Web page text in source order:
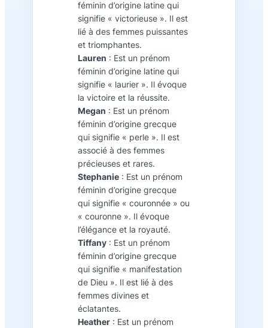
féminin d’origine latine qui
signifie « victorieuse ». Il est
lié à des femmes puissantes
et triomphantes.
Lauren : Est un prénom
féminin d’origine latine qui
signifie « laurier ». Il évoque
la victoire et la réussite.
Megan : Est un prénom
féminin d’origine grecque
qui signifie « perle ». Il est
associé à des femmes
précieuses et rares.
Stephanie: Est un prénom
féminin d’origine grecque
qui signifie « couronnée » ou
« couronne ». Il évoque
l’élégance et la royauté.
Tiffany: Est un prénom
féminin d’origine grecque
qui signifie « manifestation
de Dieu ». Il est lié à des
femmes divines et
éclatantes.
Heather: Est un prénom